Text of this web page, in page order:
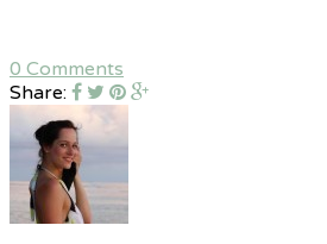
0 Comments
Share: